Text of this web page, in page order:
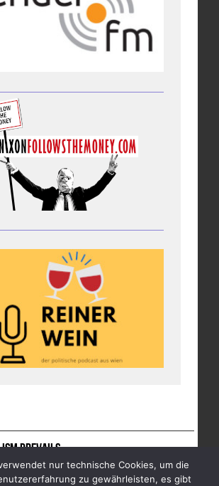
Prevails
NEWSLETTER
IMPRESSUM
nur technische Cookies, um die
zu gewährleisten, es gibt